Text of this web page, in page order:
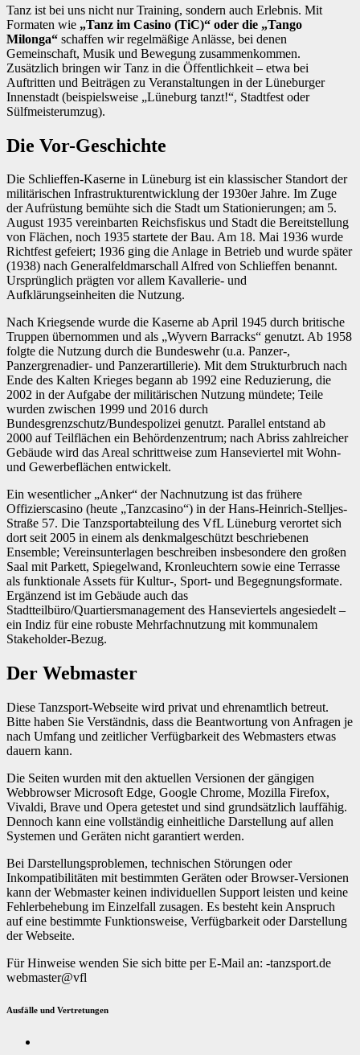
Tanz ist bei uns nicht nur Training, sondern auch Erlebnis. Mit
Formaten wie „Tanz im Casino (TiC)“ oder die „Tango
Milonga“ schaffen wir regelmäßige Anlässe, bei denen
Gemeinschaft, Musik und Bewegung zusammenkommen.
Zusätzlich bringen wir Tanz in die Öffentlichkeit – etwa bei
Auftritten und Beiträgen zu Veranstaltungen in der Lüneburger
Innenstadt (beispielsweise „Lüneburg tanzt!“, Stadtfest oder
Sülfmeisterumzug).
Die Vor-Geschichte
Die Schlieffen-Kaserne in Lüneburg ist ein klassischer Standort der
militärischen Infrastrukturentwicklung der 1930er Jahre. Im Zuge
der Aufrüstung bemühte sich die Stadt um Stationierungen; am 5.
August 1935 vereinbarten Reichsfiskus und Stadt die Bereitstellung
von Flächen, noch 1935 startete der Bau. Am 18. Mai 1936 wurde
Richtfest gefeiert; 1936 ging die Anlage in Betrieb und wurde später
(1938) nach Generalfeldmarschall Alfred von Schlieffen benannt.
Ursprünglich prägten vor allem Kavallerie- und
Aufklärungseinheiten die Nutzung.
Nach Kriegsende wurde die Kaserne ab April 1945 durch britische
Truppen übernommen und als „Wyvern Barracks“ genutzt. Ab 1958
folgte die Nutzung durch die Bundeswehr (u.a. Panzer-,
Panzergrenadier- und Panzerartillerie). Mit dem Strukturbruch nach
Ende des Kalten Krieges begann ab 1992 eine Reduzierung, die
2002 in der Aufgabe der militärischen Nutzung mündete; Teile
wurden zwischen 1999 und 2016 durch
Bundesgrenzschutz/Bundespolizei genutzt. Parallel entstand ab
2000 auf Teilflächen ein Behördenzentrum; nach Abriss zahlreicher
Gebäude wird das Areal schrittweise zum Hanseviertel mit Wohn-
und Gewerbeflächen entwickelt.
Ein wesentlicher „Anker“ der Nachnutzung ist das frühere
Offizierscasino (heute „Tanzcasino“) in der Hans-Heinrich-Stelljes-
Straße 57. Die Tanzsportabteilung des VfL Lüneburg verortet sich
dort seit 2005 in einem als denkmalgeschützt beschriebenen
Ensemble; Vereinsunterlagen beschreiben insbesondere den großen
Saal mit Parkett, Spiegelwand, Kronleuchtern sowie eine Terrasse
als funktionale Assets für Kultur-, Sport- und Begegnungsformate.
Ergänzend ist im Gebäude auch das
Stadtteilbüro/Quartiersmanagement des Hanseviertels angesiedelt –
ein Indiz für eine robuste Mehrfachnutzung mit kommunalem
Stakeholder-Bezug.
Der Webmaster
Diese Tanzsport-Webseite wird privat und ehrenamtlich betreut.
Bitte haben Sie Verständnis, dass die Beantwortung von Anfragen je
nach Umfang und zeitlicher Verfügbarkeit des Webmasters etwas
dauern kann.
Die Seiten wurden mit den aktuellen Versionen der gängigen
Webbrowser Microsoft Edge, Google Chrome, Mozilla Firefox,
Vivaldi, Brave und Opera getestet und sind grundsätzlich lauffähig.
Dennoch kann eine vollständig einheitliche Darstellung auf allen
Systemen und Geräten nicht garantiert werden.
Bei Darstellungsproblemen, technischen Störungen oder
Inkompatibilitäten mit bestimmten Geräten oder Browser-Versionen
kann der Webmaster keinen individuellen Support leisten und keine
Fehlerbehebung im Einzelfall zusagen. Es besteht kein Anspruch
auf eine bestimmte Funktionsweise, Verfügbarkeit oder Darstellung
der Webseite.
Für Hinweise wenden Sie sich bitte per E-Mail an:
ed.tr
opszn
at-
lf
v@ret
sambe
w
Ausfälle und Vertretungen